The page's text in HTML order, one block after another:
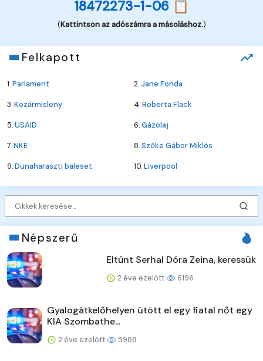
18472273-1-06 📋
(Kattintson az adószámra a másoláshoz.)
Felkapott
1.Parlament 2.Jane Fonda
3.Kozármisleny 4.Roberta Flack
5.USAID 6.Gázolaj
7.NKE 8.Szőke Gábor Miklós
9.Dunaharaszti baleset 10.Liverpool
Népszerű
Eltűnt Serhal Dóra Zeina, keressük
2 éve ezelőtt 6196
Gyalogátkelőhelyen ütött el egy fiatal nőt egy
KIA Szombathe...
2 éve ezelőtt 5988